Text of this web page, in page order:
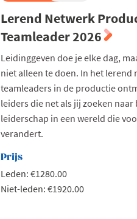
Lerend Netwerk
Teamleader 2026
Leidinggeven doe je elke dag,
niet alleen te doen. In het lerend
teamleaders in de productie
leiders die net als jij zoeken
leiderschap in een wereld die
verandert.
Prijs
Leden: €1280.00
Niet-leden: €1920.00